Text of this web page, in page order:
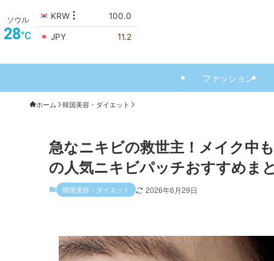
ファッション
ソウル
28°C
ホーム 韓国美容・ダイエット
急なニキビの救世主！メイク中
の人気ニキビパッチおすすめま
韓国美容・ダイエット 2026年6月29日